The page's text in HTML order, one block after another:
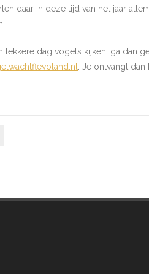
daar in deze tijd van het jaar
lekkere dag vogels kijken, ga dan
. Je ontvangt